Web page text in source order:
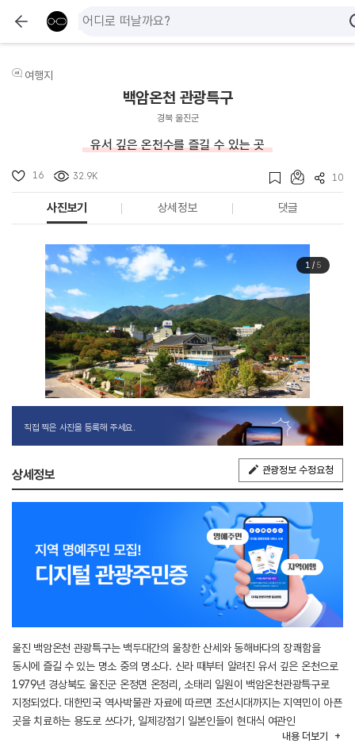
여행지
백암온천 관광특구
경북 울진군
유서 깊은 온천수를 즐길 수 있는 곳
16 32.9K 10
사진보기 상세정보 댓글
1/ 5
직접 찍은 사진을 등록해 주세요.
상세정보 관광정보 수정요청
울진 백암온천 관광특구는 백두대간의 울창한 산세와 동해바다의 장쾌함을
동시에 즐길 수 있는 명소 중의 명소다. 신라 때부터 알려진 유서 깊은 온천으로
1979년 경상북도 울진군 온정면 온정리, 소태리 일원이 백암온천관광특구로
지정되었다. 대한민국 역사박물관 자료에 따르면 조선시대까지는 지역민이 아픈
곳을 치료하는 용도로 쓰다가, 일제강점기 일본인들이 현대식 여관인
평해백암온천관을 지으면서 백암온천이 본격적으로 개발되었다고 한다.
내용 더보기